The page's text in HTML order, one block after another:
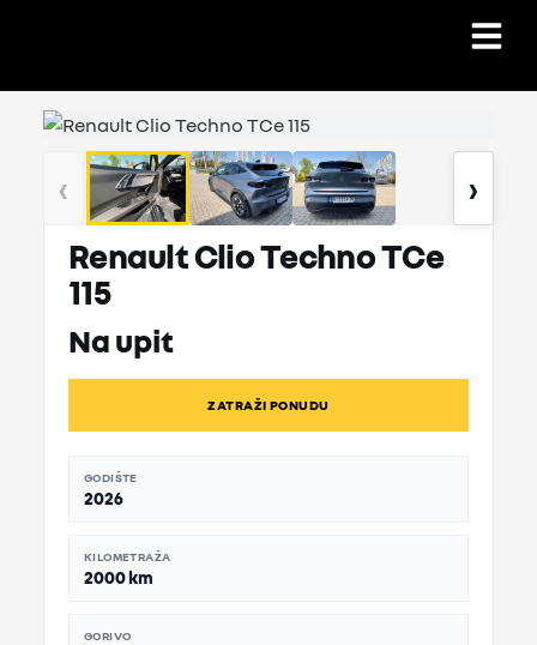
‹ ›
Renault Clio Techno TCe
115
Na upit
ZATRAŽI PONUDU
GODIŠTE
2026
KILOMETRAŽA
2000 km
GORIVO